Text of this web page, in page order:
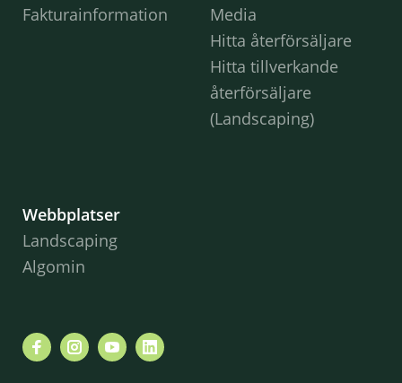
Fakturainformation
Media
Hitta återförsäljare
Hitta tillverkande
återförsäljare
(Landscaping)
Webbplatser
Landscaping
Algomin